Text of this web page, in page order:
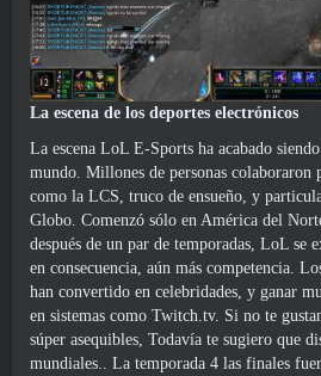
La escena de los deportes electrónicos
La escena LoL E-Sports ha acabado
mundo. Millones de personas colaboraron
como la LCS, truco de ensueño, y
Globo. Comenzó sólo en América del
después de un par de temporadas, LoL se
en consecuencia, aún más competencia.
han convertido en celebridades, y ganar
en sistemas como Twitch.tv. Si no te
súper asequibles, Todavía te sugiero que
mundiales.. La temporada 4 las finales